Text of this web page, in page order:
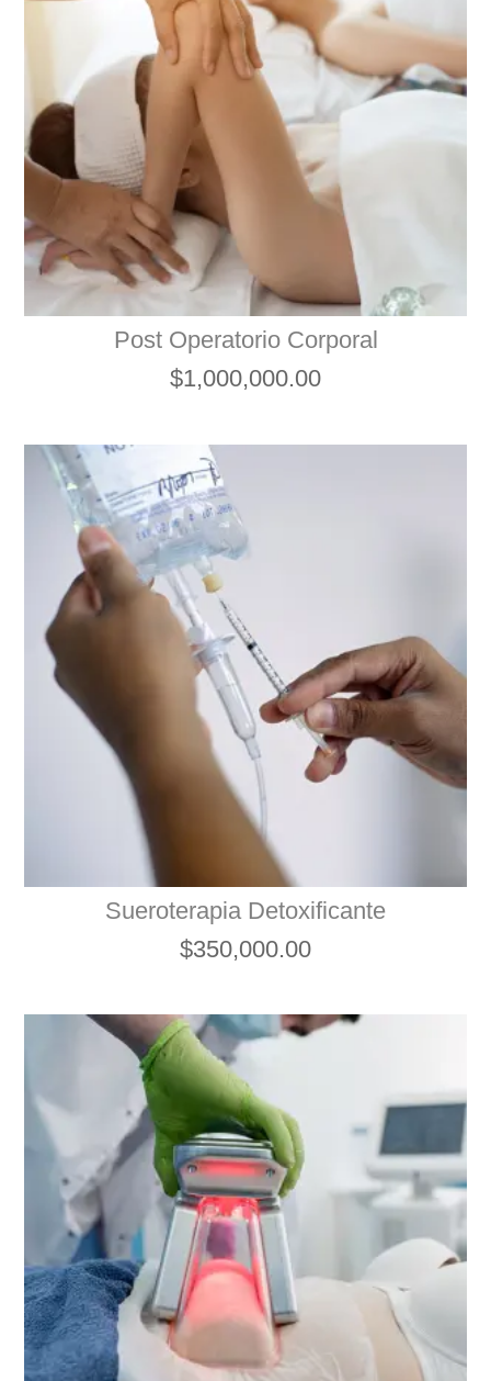
Post Operatorio Corporal
$1,000,000.00
Sueroterapia Detoxificante
$350,000.00